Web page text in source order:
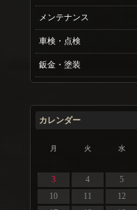
メンテナンス
車検・点検
鈑金・塗装
カレンダー
月 火 水
3
4 5
10
11 12